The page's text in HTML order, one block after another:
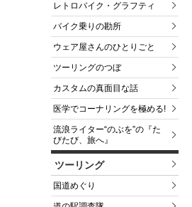
レトロバイク・グラフティ
バイク乗りの勘所
ウェア屋さんのひとりごと
ツーリングのつぼ
カスタムの真面目な話
医学でコーナリングを極める!
流浪ライター“のぶを”の『た
びたび、旅へ』
ツーリング
国道めぐり